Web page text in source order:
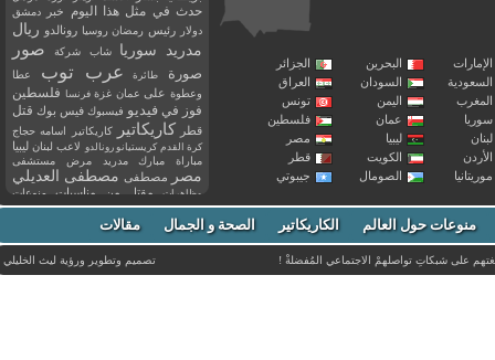
البحرين
الجزائر
السودان
العراق
اليمن
تونس
عمان
فلسطين
ليبيا
مصر
الكويت
قطر
الصومال جيبوتي
حدث في مثل هذا اليوم خبر دمشق
دولار رئيس رمضان روسيا رونالدو ريال
مدريد
سوريا شاب شركة صور
صورة طائرة عرب توب
عطا
وعطوة على عمان غزة فرنسا فلسطين
فوز في فيديو فيسبوك فيس بوك قتل
قطر كاريكاتير كاريكاتير اسامه حجاج
كرة القدم كريستيانو رونالدو لاعب لبنان ليبيا
مباراة مبارك مدريد مرض مستشفى
مصر مصطفى مصطفى العديلي
مظاهرات مقتل من مناسبات
منوعات
مواليد
موت ميسي ميلان نادي نشر
وفاة وفيات يوتيوب منوعات حول العالم الكاريكاتير الصحة و الجمال مقالات
على شبكاتِ تواصلهمْ الاجتماعي المُفضلةْ ! تصميم وتطوير ورؤيةليث الخليلي